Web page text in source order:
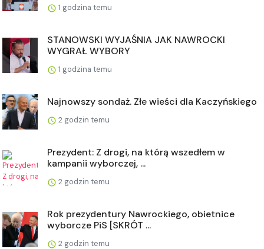
1 godzina temu
STANOWSKI WYJAŚNIA JAK NAWROCKI
WYGRAŁ WYBORY
1 godzina temu
Najnowszy sondaż. Złe wieści dla Kaczyńskiego
2 godzin temu
Prezydent: Z drogi, na którą wszedłem w
kampanii wyborczej, ...
2 godzin temu
Rok prezydentury Nawrockiego, obietnice
wyborcze PiS [SKRÓT ...
2 godzin temu